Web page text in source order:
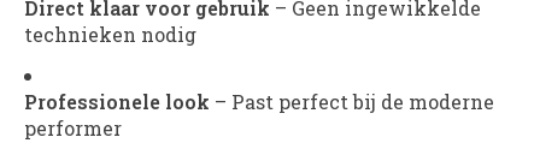
Direct klaar voor gebruik – Geen ingewikkelde
technieken nodig
Professionele look – Past perfect bij de moderne
performer